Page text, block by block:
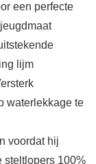
een perfecte
lijm
waterlekkage te
voordat hij
steltlopers 100%